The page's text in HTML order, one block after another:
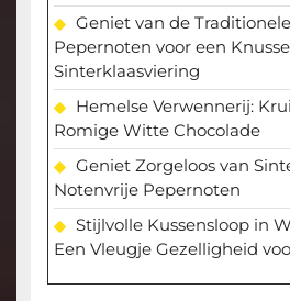
Geniet van de
Pepernoten voor een Knusse
Sinterklaasviering
Hemelse Verwennerij:
Romige Witte Chocolade
Geniet Zorgeloos van
Notenvrije Pepernoten
Stijlvolle Kussensloop in
Een Vleugje Gezelligheid